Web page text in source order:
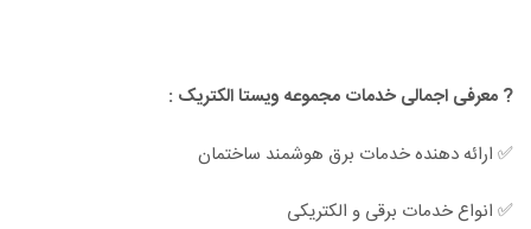
? معرفی اجمالی خدمات مجموعه ویستا الکتریک :
✅ ارائه دهنده خدمات برق هوشمند ساختمان
✅ انواع خدمات برقی و الکتریکی